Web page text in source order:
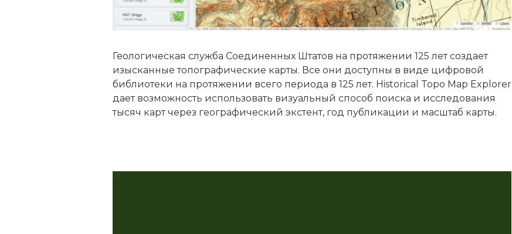
Геологическая служба Соединенных Штатов на протяжении 125 лет создает
изысканные топографические карты. Все они доступны в виде цифровой
библиотеки на протяжении всего периода в 125 лет. Historical Topo Map Explorer
дает возможность использовать визуальный способ поиска и исследования
тысяч карт через географический экстент, год публикации и масштаб карты.